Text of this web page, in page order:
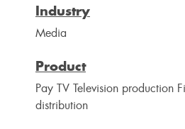
Industry
Media
Product
Pay TV Television production
distribution